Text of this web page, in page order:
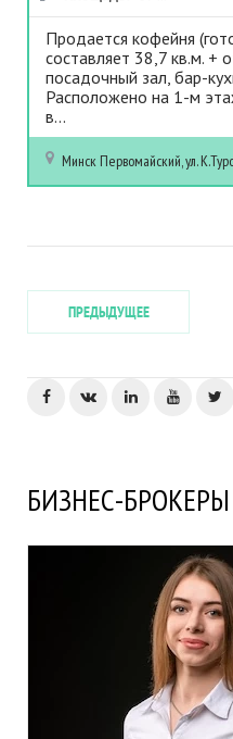
Продается кофейня
составляет 38,7 кв.м. +
посадочный зал, бар-
Расположено на 1-м
в...
Минск Первомайский, ул.
ПРЕДЫДУЩЕЕ
БИЗНЕС-БРОКЕРЫ